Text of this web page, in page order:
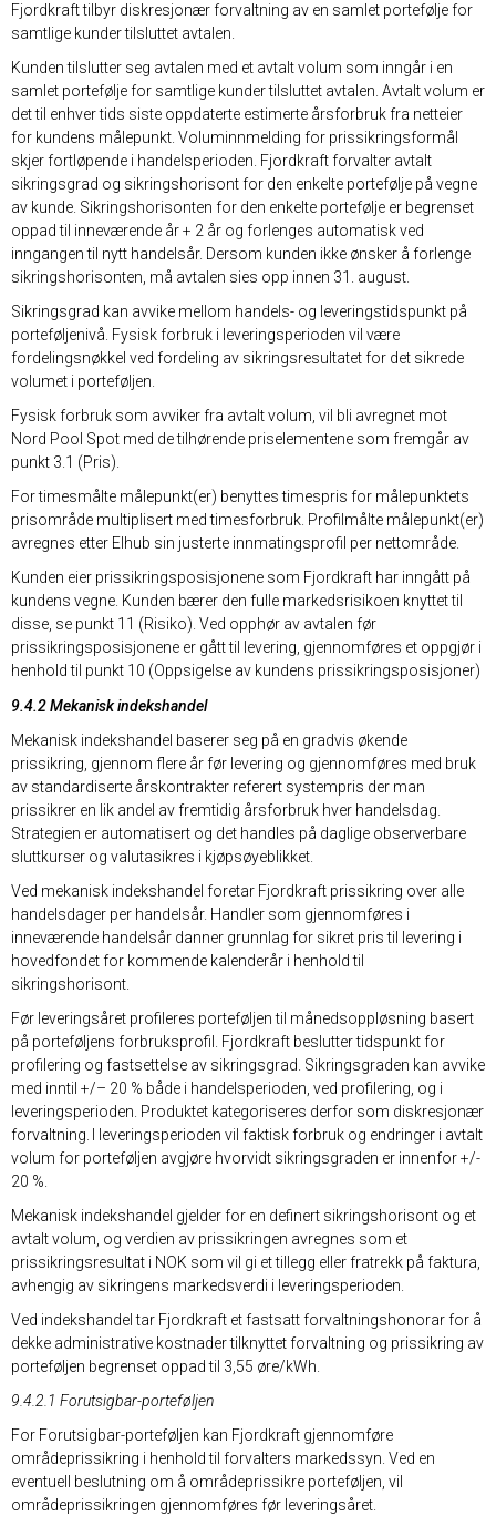
Fjordkraft tilbyr diskresjonær forvaltning av en samlet portefølje for
samtlige kunder tilsluttet avtalen.
Kunden tilslutter seg avtalen med et avtalt volum som inngår i en
samlet portefølje for samtlige kunder tilsluttet avtalen. Avtalt volum er
det til enhver tids siste oppdaterte estimerte årsforbruk fra netteier
for kundens målepunkt. Voluminnmelding for prissikringsformål
skjer fortløpende i handelsperioden. Fjordkraft forvalter avtalt
sikringsgrad og sikringshorisont for den enkelte portefølje på vegne
av kunde. Sikringshorisonten for den enkelte portefølje er begrenset
oppad til inneværende år + 2 år og forlenges automatisk ved
inngangen til nytt handelsår. Dersom kunden ikke ønsker å forlenge
sikringshorisonten, må avtalen sies opp innen 31. august.
Sikringsgrad kan avvike mellom handels- og leveringstidspunkt på
porteføljenivå. Fysisk forbruk i leveringsperioden vil være
fordelingsnøkkel ved fordeling av sikringsresultatet for det sikrede
volumet i porteføljen.
Fysisk forbruk som avviker fra avtalt volum, vil bli avregnet mot
Nord Pool Spot med de tilhørende priselementene som fremgår av
punkt 3.1 (Pris).
For timesmålte målepunkt(er) benyttes timespris for målepunktets
prisområde multiplisert med timesforbruk. Profilmålte målepunkt(er)
avregnes etter Elhub sin justerte innmatingsprofil per nettområde.
Kunden eier prissikringsposisjonene som Fjordkraft har inngått på
kundens vegne. Kunden bærer den fulle markedsrisikoen knyttet til
disse, se punkt 11 (Risiko). Ved opphør av avtalen før
prissikringsposisjonene er gått til levering, gjennomføres et oppgjør i
henhold til punkt 10 (Oppsigelse av kundens prissikringsposisjoner)
9.4.2 Mekanisk indekshandel
Mekanisk indekshandel baserer seg på en gradvis økende
prissikring, gjennom flere år før levering og gjennomføres med bruk
av standardiserte årskontrakter referert systempris der man
prissikrer en lik andel av fremtidig årsforbruk hver handelsdag.
Strategien er automatisert og det handles på daglige observerbare
sluttkurser og valutasikres i kjøpsøyeblikket.
Ved mekanisk indekshandel foretar Fjordkraft prissikring over alle
handelsdager per handelsår. Handler som gjennomføres i
inneværende handelsår danner grunnlag for sikret pris til levering i
hovedfondet for kommende kalenderår i henhold til
sikringshorisont.
Før leveringsåret profileres porteføljen til månedsoppløsning basert
på porteføljens forbruksprofil. Fjordkraft beslutter tidspunkt for
profilering og fastsettelse av sikringsgrad. Sikringsgraden kan avvike
med inntil +/– 20 % både i handelsperioden, ved profilering, og i
leveringsperioden. Produktet kategoriseres derfor som diskresjonær
forvaltning. I leveringsperioden vil faktisk forbruk og endringer i avtalt
volum for porteføljen avgjøre hvorvidt sikringsgraden er innenfor +/-
20 %.
Mekanisk indekshandel gjelder for en definert sikringshorisont og et
avtalt volum, og verdien av prissikringen avregnes som et
prissikringsresultat i NOK som vil gi et tillegg eller fratrekk på faktura,
avhengig av sikringens markedsverdi i leveringsperioden.
Ved indekshandel tar Fjordkraft et fastsatt forvaltningshonorar for å
dekke administrative kostnader tilknyttet forvaltning og prissikring av
porteføljen begrenset oppad til 3,55 øre/kWh.
9.4.2.1 Forutsigbar-porteføljen
For Forutsigbar-porteføljen kan Fjordkraft gjennomføre
områdeprissikring i henhold til forvalters markedssyn. Ved en
eventuell beslutning om å områdeprissikre porteføljen, vil
områdeprissikringen gjennomføres før leveringsåret.